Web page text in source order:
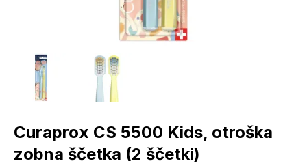
Curaprox CS 5500 Kids, otroška
zobna ščetka (2 ščetki)